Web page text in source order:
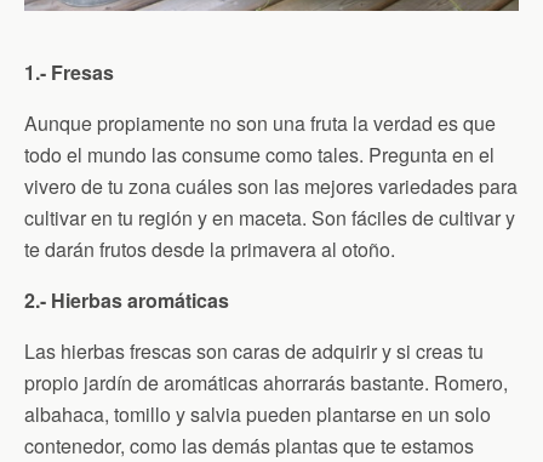
1.- Fresas
Aunque propiamente no son una fruta la verdad es que
todo el mundo las consume como tales. Pregunta en el
vivero de tu zona cuáles son las mejores variedades para
cultivar en tu región y en maceta. Son fáciles de cultivar y
te darán frutos desde la primavera al otoño.
2.- Hierbas aromáticas
Las hierbas frescas son caras de adquirir y si creas tu
propio jardín de aromáticas ahorrarás bastante. Romero,
albahaca, tomillo y salvia pueden plantarse en un solo
contenedor, como las demás plantas que te estamos